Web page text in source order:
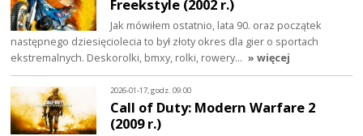
Freekstyle (2002 r.)
Jak mówiłem ostatnio, lata 90. oraz początek
następnego dziesięciolecia to był złoty okres dla gier o sportach
ekstremalnych. Deskorolki, bmxy, rolki, rowery… » więcej
2026-01-17, godz. 09:00
Call of Duty: Modern Warfare 2
(2009 r.)